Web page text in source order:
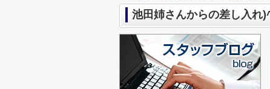
池田姉さんからの差し入れ